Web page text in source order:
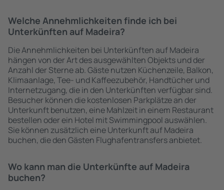
Welche Annehmlichkeiten finde ich bei
Unterkünften auf Madeira?
Die Annehmlichkeiten bei Unterkünften auf Madeira
hängen von der Art des ausgewählten Objekts und der
Anzahl der Sterne ab. Gäste nutzen Küchenzeile, Balkon,
Klimaanlage, Tee- und Kaffeezubehör, Handtücher und
Internetzugang, die in den Unterkünften verfügbar sind.
Besucher können die kostenlosen Parkplätze an der
Unterkunft benutzen, eine Mahlzeit in einem Restaurant
bestellen oder ein Hotel mit Swimmingpool auswählen.
Sie können zusätzlich eine Unterkunft auf Madeira
buchen, die den Gästen Flughafentransfers anbietet.
Wo kann man die Unterkünfte auf Madeira
buchen?